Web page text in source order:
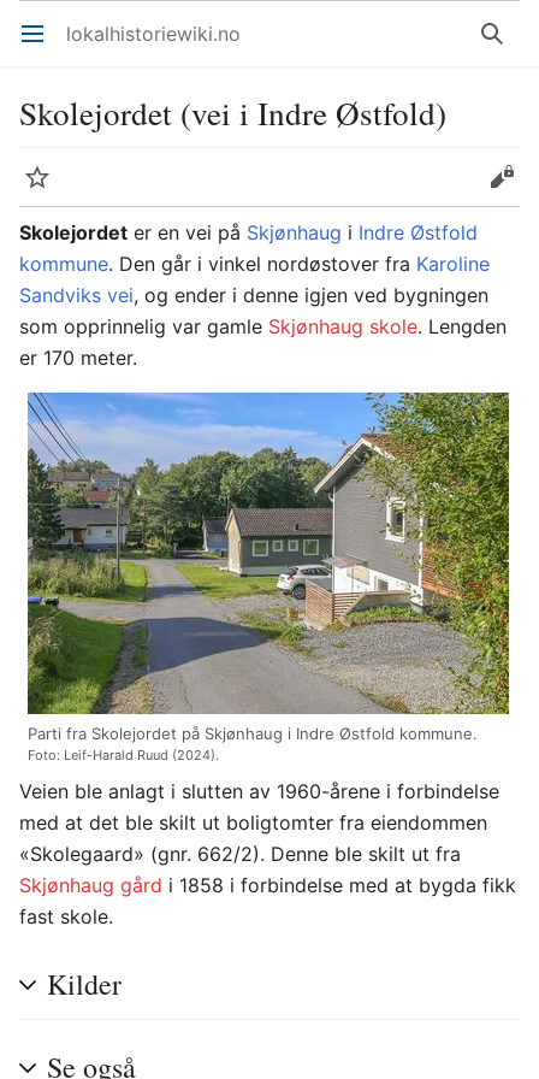
Åpne hovedmenyen lokalhistoriewiki.no Søk
Skolejordet (vei i Indre Østfold)
Overvåk
Rediger
Skolejordet er en vei på Skjønhaug i Indre Østfold
kommune. Den går i vinkel nordøstover fra Karoline
Sandviks vei, og ender i denne igjen ved bygningen
som opprinnelig var gamle Skjønhaug skole. Lengden
er 170 meter.
Parti fra Skolejordet på Skjønhaug i Indre Østfold kommune.
Foto: Leif-Harald Ruud (2024).
Veien ble anlagt i slutten av 1960-årene i forbindelse
med at det ble skilt ut boligtomter fra eiendommen
«Skolegaard» (gnr. 662/2). Denne ble skilt ut fra
Skjønhaug gård i 1858 i forbindelse med at bygda fikk
fast skole.
Kilder
Se også